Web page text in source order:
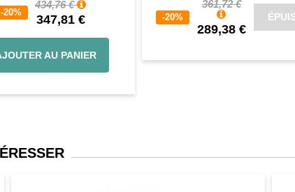
-20%
434,76 €
347,81 €
AU PANIER
-20%
361,72 €
289,38 €